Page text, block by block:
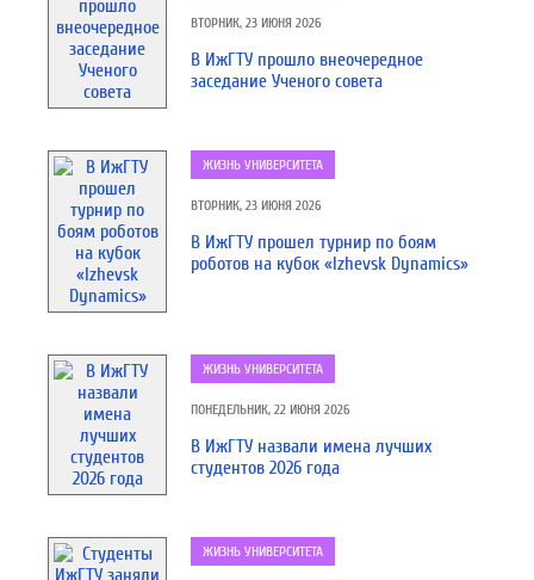
ВТОРНИК, 23 ИЮНЯ 2026
В ИжГТУ прошло внеочередное
заседание Ученого совета
ЖИЗНЬ УНИВЕРСИТЕТА
ВТОРНИК, 23 ИЮНЯ 2026
В ИжГТУ прошел турнир по боям
роботов на кубок «Izhevsk Dynamics»
ЖИЗНЬ УНИВЕРСИТЕТА
ПОНЕДЕЛЬНИК, 22 ИЮНЯ 2026
В ИжГТУ назвали имена лучших
студентов 2026 года
ЖИЗНЬ УНИВЕРСИТЕТА